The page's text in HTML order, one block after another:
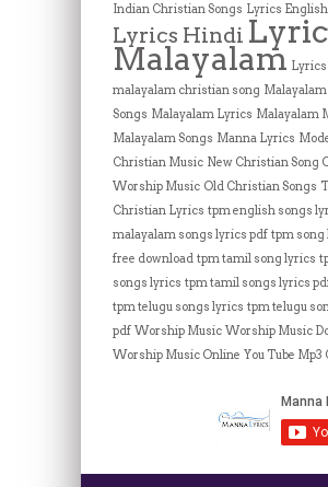
Indian Christian Songs Lyrics English
Lyrics Hindi
Malayalam
malayalam christian song
Songs Malayalam Lyrics Malayalam
Malayalam Songs Manna Lyrics
Christian Music New Christian Song
Worship Music Old Christian Songs
Christian Lyrics tpm english songs
malayalam songs lyrics pdf tpm song
free download tpm tamil song lyrics
songs lyrics tpm tamil songs lyrics
tpm telugu songs lyrics tpm telugu
pdf Worship Music Worship Music
Worship Music Online You Tube